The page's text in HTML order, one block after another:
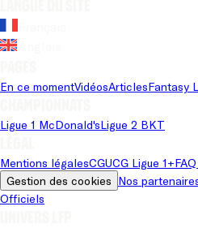
En ce momentVidéosArticlesFantasy
Ligue 1 McDonald'sLigue 2 BKT
Mentions légalesCGUCG Ligue 1+
Gestion des cookies Nos
Officiels